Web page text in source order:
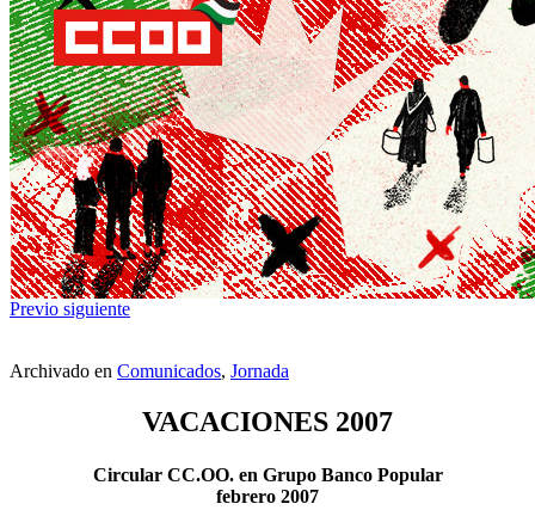
Previo siguiente
Archivado en Comunicados, Jornada
VACACIONES 2007
Circular CC.OO. en Grupo Banco Popular
febrero 2007